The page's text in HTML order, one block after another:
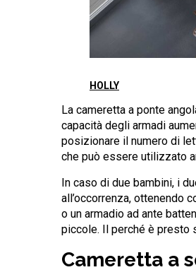
HOLLY
La cameretta a ponte
capacità degli armadi
posizionare il numero di
che può essere utilizzato
In caso di due bambini, i
all’occorrenza, ottenendo
o un armadio ad ante
piccole. Il perché è presto
Cameretta a